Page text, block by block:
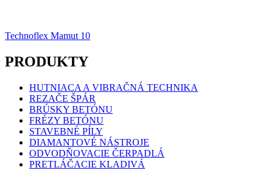
Navigácia
v
článku
Technoflex Mamut 10
PRODUKTY
HUTNIACA A VIBRAČNÁ TECHNIKA
REZAČE ŠPÁR
BRÚSKY BETÓNU
FRÉZY BETÓNU
STAVEBNÉ PÍLY
DIAMANTOVÉ NÁSTROJE
ODVODŇOVACIE ČERPADLÁ
PRETLÁČACIE KLADIVÁ